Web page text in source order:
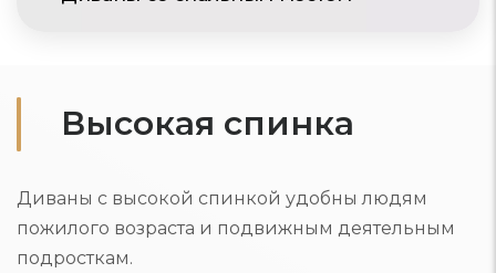
Высокая спинка
Диваны с высокой спинкой удобны людям
пожилого возраста и подвижным деятельным
подросткам.